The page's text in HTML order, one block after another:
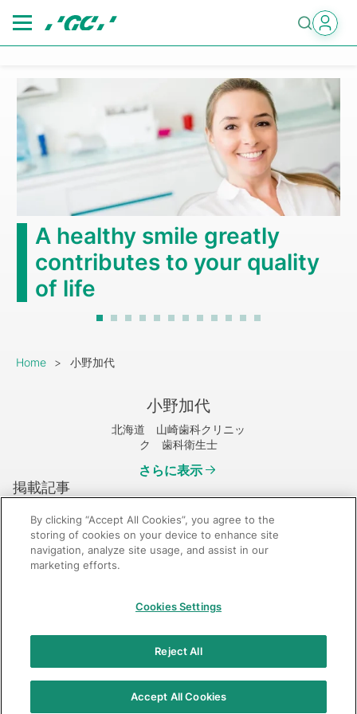
main
A healthy smile greatly
contributes to your quality
of life
Breadcrumb
Home 小野加代
小野加代
北海道 山崎歯科クリニッ
ク 歯科衛生士
さらに表示
掲載記事
GC：特定商取引法に基づく表記
無断転載禁止
当サイトの利用条件
個人情報保護方針
クッキーポリシー
透明性に関する指針
クアラルンプール原則対応方針
By clicking “Accept All Cookies”, you agree to the
storing of cookies on your device to enhance site
navigation, analyze site usage, and assist in our
marketing efforts.
Cookies Settings
Reject All
Accept All Cookies